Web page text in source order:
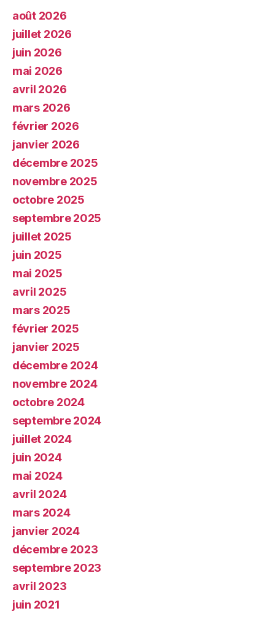
août 2026
juillet 2026
juin 2026
mai 2026
avril 2026
mars 2026
février 2026
janvier 2026
décembre 2025
novembre 2025
octobre 2025
septembre 2025
juillet 2025
juin 2025
mai 2025
avril 2025
mars 2025
février 2025
janvier 2025
décembre 2024
novembre 2024
octobre 2024
septembre 2024
juillet 2024
juin 2024
mai 2024
avril 2024
mars 2024
janvier 2024
décembre 2023
septembre 2023
avril 2023
juin 2021